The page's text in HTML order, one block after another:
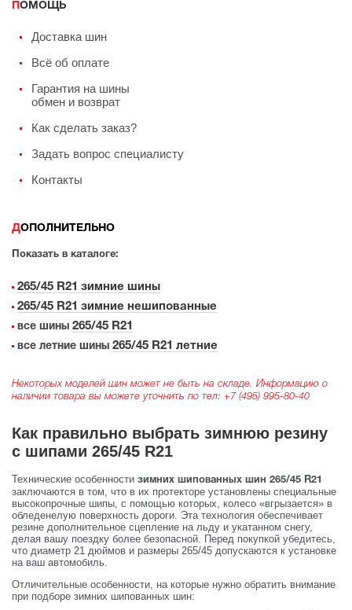
ПОМОЩЬ
Доставка шин
Всё об оплате
Гарантия на шины
обмен и возврат
Как сделать заказ?
Задать вопрос специалисту
Контакты
ДОПОЛНИТЕЛЬНО
Показать в каталоге:
265/45 R21 зимние шины
265/45 R21 зимние нешипованные
все шины 265/45 R21
все летние шины 265/45 R21 летние
Некоторых моделей шин может не быть на складе. Информацию о
наличии товара вы можете уточнить по тел: +7 (495) 995-80-40
Как правильно выбрать зимнюю резину
с шипами 265/45 R21
Технические особенности зимних шипованных шин 265/45 R21
заключаются в том, что в их протекторе установлены специальные
высокопрочные шипы, с помощью которых, колесо «вгрызается» в
обледенелую поверхность дороги. Эта технология обеспечивает
резине дополнительное сцепление на льду и укатанном снегу,
делая вашу поездку более безопасной. Перед покупкой убедитесь,
что диаметр 21 дюймов и размеры 265/45 допускаются к установке
на ваш автомобиль.
Отличительные особенности, на которые нужно обратить внимание
при подборе зимних шипованных шин: